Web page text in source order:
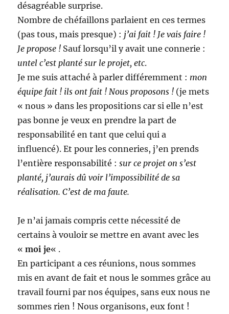
désagréable surprise.
Nombre de chéfaillons parlaient en ces termes
(pas tous, mais presque) : j’ai fait ! Je vais faire !
Je propose ! Sauf lorsqu’il y avait une connerie :
untel c’est planté sur le projet, etc.
Je me suis attaché à parler différemment : mon
équipe fait ! ils ont fait ! Nous proposons ! (je mets
« nous » dans les propositions car si elle n’est
pas bonne je veux en prendre la part de
responsabilité en tant que celui qui a
influencé). Et pour les conneries, j’en prends
l’entière responsabilité :sur ce projet on s’est
planté, j’aurais dû voir l’impossibilité de sa
réalisation. C’est de ma faute.
Je n’ai jamais compris cette nécessité de
certains à vouloir se mettre en avant avec les
«moi je« .
En participant a ces réunions, nous sommes
mis en avant de fait et nous le sommes grâce au
travail fourni par nos équipes, sans eux nous ne
sommes rien ! Nous organisons, eux font !